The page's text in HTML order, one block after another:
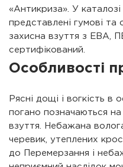
«Антикриза». У каталозі
представлені гумові та
захисна взуття з ЕВА,
сертифікований.
Особливості
Рясні дощі і вогкість в
погано позначаються на
взуття. Небажана
черевик, утеплених
до Перемерзання і